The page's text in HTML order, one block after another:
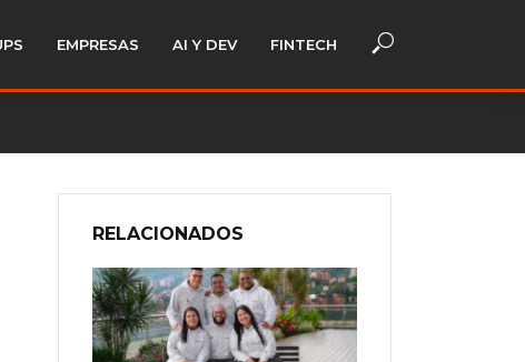
EMPRESAS AI Y DEV FINTECH
RELACIONADOS